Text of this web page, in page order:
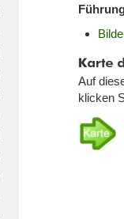
Karte
Auf
klicken